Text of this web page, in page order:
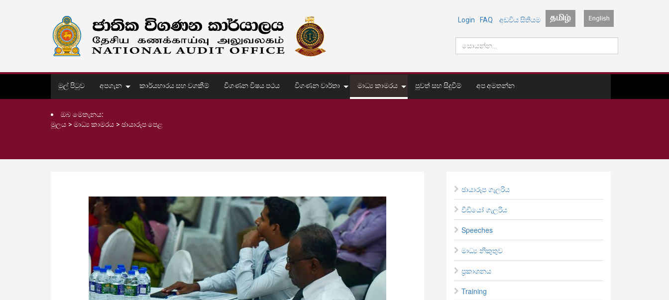
Login FAQ අඩවිය සිතියම
මුල් පිටුව අපගැන කාර්යභාරය සහ වගකීම් විගණන විෂය පථය විගණන වාර්තා මාධ්‍ය කාමරය පුවත් සහ සිදුවීම් අප අමතන්න
ඔබ මෙතැනය:
මූලය > මාධ්‍ය කාමරය > ඡායාරූප පෙළ
ඡායාරූප ගැලරිය
වීඩියෝ ගැලරිය
Speeches
මාධ්‍ය නිකුතුව
ප්‍රකාශනය
Training